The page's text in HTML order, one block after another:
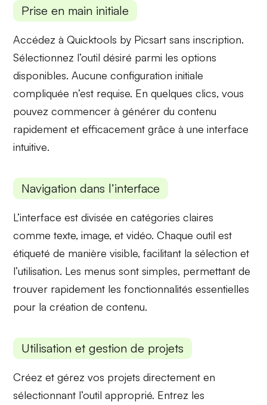
Prise en main initiale
Accédez à Quicktools by Picsart sans inscription.
Sélectionnez l’outil désiré parmi les options
disponibles. Aucune configuration initiale
compliquée n’est requise. En quelques clics, vous
pouvez commencer àgénérer du contenu
rapidement et efficacement grâce à uneinterface
intuitive.
Navigation dans l’interface
L’interface est divisée en catégories claires
comme texte, image, et vidéo. Chaque outil est
étiqueté de manière visible, facilitant lasélection et
l’utilisation. Les menus sont simples, permettant de
trouver rapidement les fonctionnalités essentielles
pour lacréation de contenu.
Utilisation et gestion de projets
Créez et gérez vos projets directement en
sélectionnant l’outil approprié. Entrez les